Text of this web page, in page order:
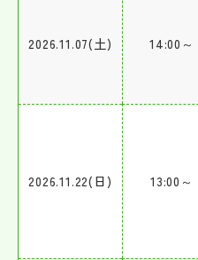
2026.11.07(土) 14:00～
2026.11.22(日) 13:00～